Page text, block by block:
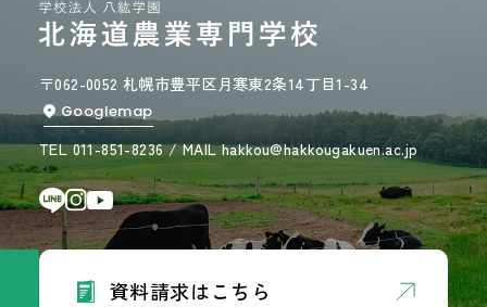
〒062-0052 札幌市豊平区月寒東2条14丁目1-34
Googlemap
TEL 011-851-8236 / MAIL hakkou@hakkougakuen.ac.jp
資料請求はこちら